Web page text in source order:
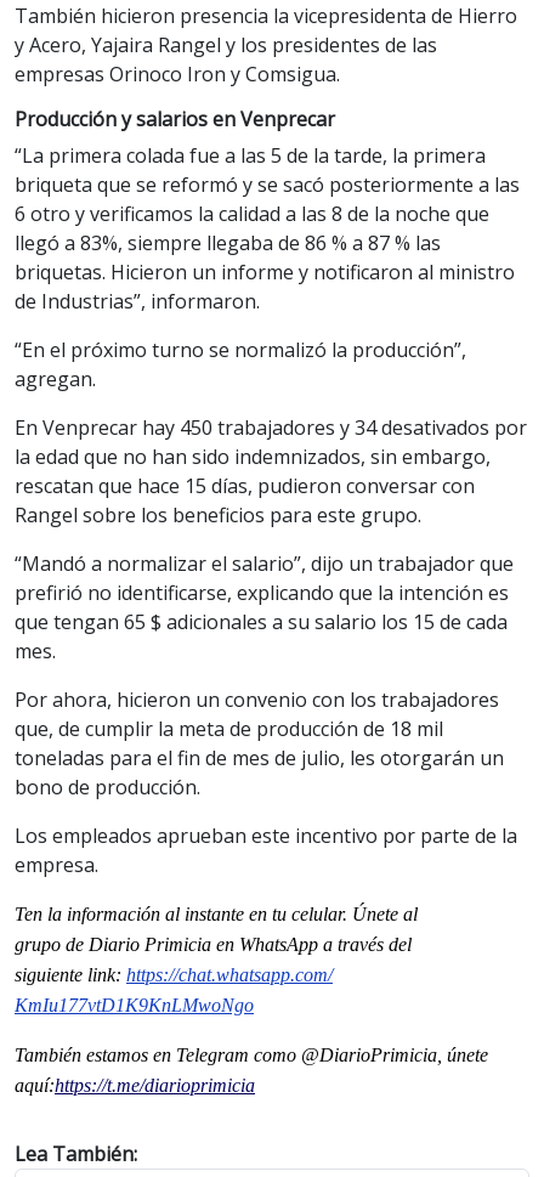
También hicieron presencia la vicepresidenta de Hierro
y Acero, Yajaira Rangel y los presidentes de las
empresas Orinoco Iron y Comsigua.
Producción y salarios en Venprecar
“La primera colada fue a las 5 de la tarde, la primera
briqueta que se reformó y se sacó posteriormente a las
6 otro y verificamos la calidad a las 8 de la noche que
llegó a 83%, siempre llegaba de 86 % a 87 % las
briquetas. Hicieron un informe y notificaron al ministro
de Industrias”, informaron.
“En el próximo turno se normalizó la producción”,
agregan.
En Venprecar hay 450 trabajadores y 34 desativados por
la edad que no han sido indemnizados, sin embargo,
rescatan que hace 15 días, pudieron conversar con
Rangel sobre los beneficios para este grupo.
“Mandó a normalizar el salario”, dijo un trabajador que
prefirió no identificarse, explicando que la intención es
que tengan 65 $ adicionales a su salario los 15 de cada
mes.
Por ahora, hicieron un convenio con los trabajadores
que, de cumplir la meta de producción de 18 mil
toneladas para el fin de mes de julio, les otorgarán un
bono de producción.
Los empleados aprueban este incentivo por parte de la
empresa.
Ten la información al instante en tu celular. Únete al
grupo de Diario Primicia en WhatsApp a través del
siguiente link: https://chat.whatsapp.com/
KmIu177vtD1K9KnLMwoNgo
También estamos en Telegram como @DiarioPrimicia, únete
aquí:https://t.me/diarioprimicia
Lea También: